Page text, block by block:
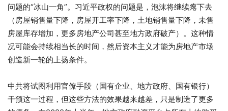
问题的“冰山一角”。习近平政权的问题是，泡沫将继续瘪下去
（房屋销售量下降，房屋开工率下降，土地销售量下降，未售
房屋库存增加，更多房地产公司甚至地方政府破产）。这种情
况可能会持续相当长的时间，然后资本主义才能为房地产市场
创造新一轮的上扬条件。
中共将试图利用官僚手段（国有企业、地方政府、国有银行）
干预这一过程，但这些方法的效果越来越差，只是制造了更多